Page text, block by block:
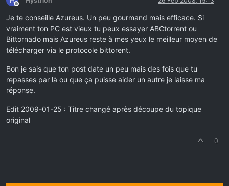
Offline
Je te conseille Azureus. Un peu gourmand mais efficace. Si
vraiment ton PC est vieux tu peux essayer ABCtorrent ou
Bittornado mais Azureus reste à mes yeux le meilleur moyen de
télécharger via le protocole bittorent.
Bon je sais que ton post date un peu mais des fois que tu
repasses par là ou que ça puisse aider un autre je laisse ma
réponse.
Edit 2009-01-25 : Titre changé après découpe du topique
original
0